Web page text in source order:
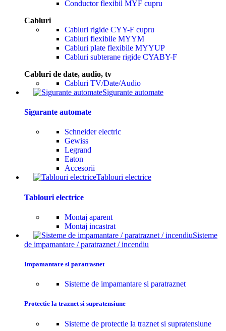
Conductor flexibil MYF cupru
Cabluri
Cabluri rigide CYY-F cupru
Cabluri flexibile MYYM
Cabluri plate flexibile MYYUP
Cabluri subterane rigide CYABY-F
Cabluri de date, audio, tv
Cabluri TV/Date/Audio
Sigurante automate
Sigurante automate
Schneider electric
Gewiss
Legrand
Eaton
Accesorii
Tablouri electrice
Tablouri electrice
Montaj aparent
Montaj incastrat
Sisteme
de impamantare / paratraznet / incendiu
Impamantare si paratrasnet
Sisteme de impamantare si paratraznet
Protectie la traznet si supratensiune
Sisteme de protectie la traznet si supratensiune